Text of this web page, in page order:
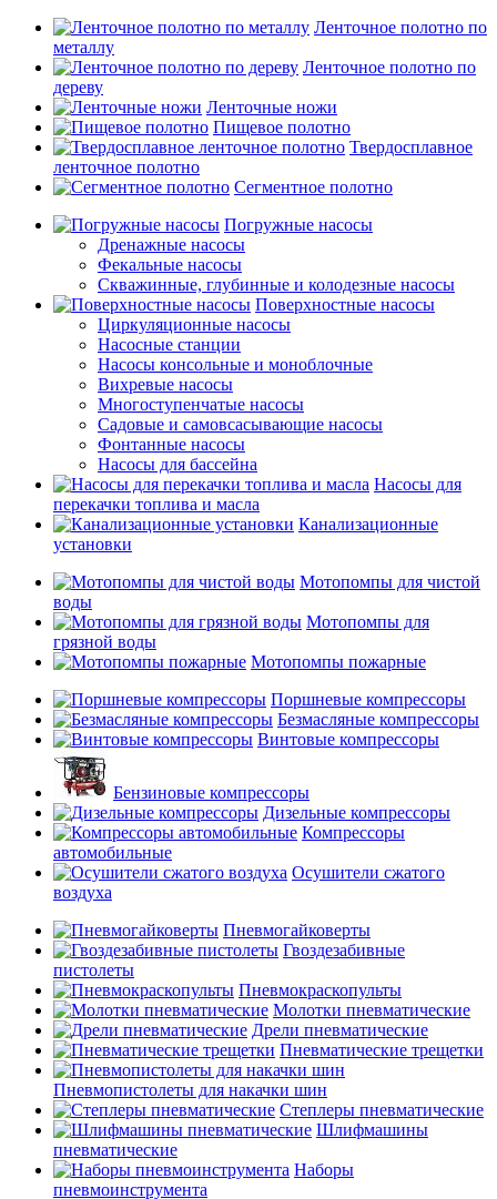
Ленточное полотно по
металлу
Ленточное полотно по
дереву
Ленточные ножи
Пищевое полотно
Твердосплавное
ленточное полотно
Сегментное полотно
Погружные насосы
Дренажные насосы
Фекальные насосы
Скважинные, глубинные и колодезные насосы
Поверхностные насосы
Циркуляционные насосы
Насосные станции
Насосы консольные и моноблочные
Вихревые насосы
Многоступенчатые насосы
Садовые и самовсасывающие насосы
Фонтанные насосы
Насосы для бассейна
Насосы для
перекачки топлива и масла
Канализационные
установки
Мотопомпы для чистой
воды
Мотопомпы для
грязной воды
Мотопомпы пожарные
Поршневые компрессоры
Безмасляные компрессоры
Винтовые компрессоры
Бензиновые компрессоры
Дизельные компрессоры
Компрессоры
автомобильные
Осушители сжатого
воздуха
Пневмогайковерты
Гвоздезабивные
пистолеты
Пневмокраскопульты
Молотки пневматические
Дрели пневматические
Пневматические трещетки
Пневмопистолеты для накачки шин
Степлеры пневматические
Шлифмашины
пневматические
Наборы
пневмоинструмента